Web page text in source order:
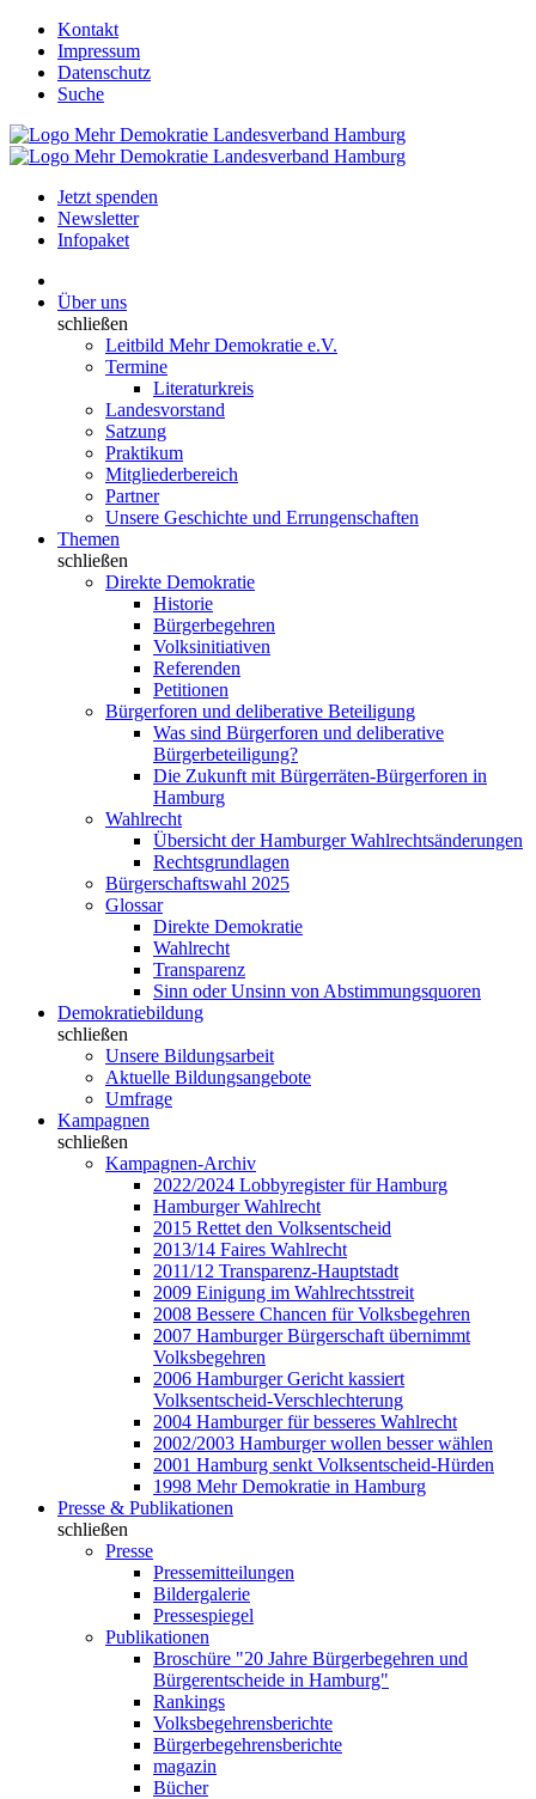
Kontakt
Impressum
Datenschutz
Suche
Jetzt spenden
Newsletter
Infopaket
Über uns
schließen
Leitbild Mehr Demokratie e.V.
Termine
Literaturkreis
Landesvorstand
Satzung
Praktikum
Mitgliederbereich
Partner
Unsere Geschichte und Errungenschaften
Themen
schließen
Direkte Demokratie
Historie
Bürgerbegehren
Volksinitiativen
Referenden
Petitionen
Bürgerforen und deliberative Beteiligung
Was sind Bürgerforen und deliberative
Bürgerbeteiligung?
Die Zukunft mit Bürgerräten-Bürgerforen in
Hamburg
Wahlrecht
Übersicht der Hamburger Wahlrechtsänderungen
Rechtsgrundlagen
Bürgerschaftswahl 2025
Glossar
Direkte Demokratie
Wahlrecht
Transparenz
Sinn oder Unsinn von Abstimmungsquoren
Demokratiebildung
schließen
Unsere Bildungsarbeit
Aktuelle Bildungsangebote
Umfrage
Kampagnen
schließen
Kampagnen-Archiv
2022/2024 Lobbyregister für Hamburg
Hamburger Wahlrecht
2015 Rettet den Volksentscheid
2013/14 Faires Wahlrecht
2011/12 Transparenz-Hauptstadt
2009 Einigung im Wahlrechtsstreit
2008 Bessere Chancen für Volksbegehren
2007 Hamburger Bürgerschaft übernimmt
Volksbegehren
2006 Hamburger Gericht kassiert
Volksentscheid-Verschlechterung
2004 Hamburger für besseres Wahlrecht
2002/2003 Hamburger wollen besser wählen
2001 Hamburg senkt Volksentscheid-Hürden
1998 Mehr Demokratie in Hamburg
Presse & Publikationen
schließen
Presse
Pressemitteilungen
Bildergalerie
Pressespiegel
Publikationen
Broschüre "20 Jahre Bürgerbegehren und
Bürgerentscheide in Hamburg"
Rankings
Volksbegehrensberichte
Bürgerbegehrensberichte
magazin
Bücher